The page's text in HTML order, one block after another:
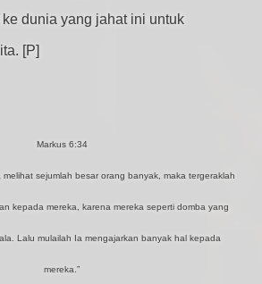
dunia yang jahat ini untuk
[P]
Markus 6:34
melihat sejumlah besar orang banyak, maka tergeraklah
kepada mereka, karena mereka seperti domba yang
Lalu mulailah Ia mengajarkan banyak hal kepada
mereka.”